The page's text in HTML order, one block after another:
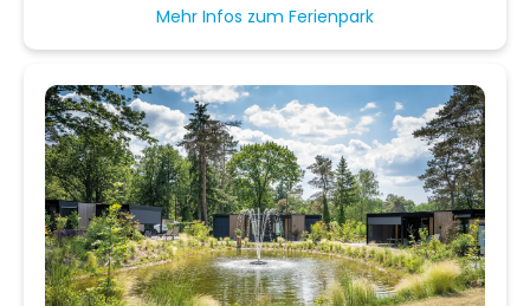
Mehr Infos zum Ferienpark